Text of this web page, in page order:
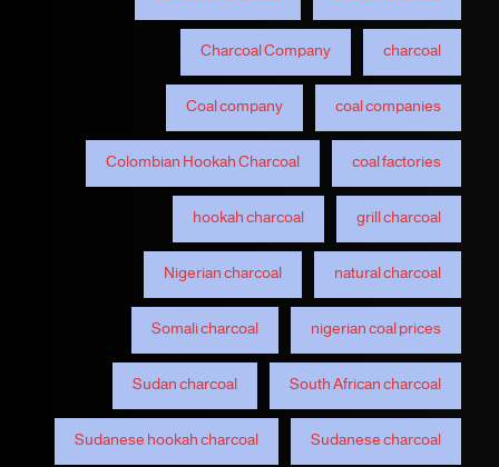
charcoal
Charcoal Company
coal companies
Coal company
coal factories
Colombian Hookah Charcoal
grill charcoal
hookah charcoal
natural charcoal
Nigerian charcoal
nigerian coal prices
Somali charcoal
South African charcoal
Sudan charcoal
Sudanese charcoal
Sudanese hookah charcoal